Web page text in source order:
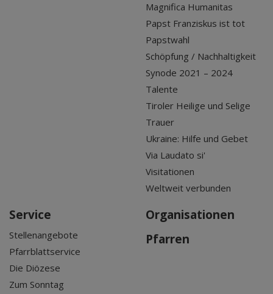
Magnifica Humanitas
Papst Franziskus ist tot
Papstwahl
Schöpfung / Nachhaltigkeit
Synode 2021 – 2024
Talente
Tiroler Heilige und Selige
Trauer
Ukraine: Hilfe und Gebet
Via Laudato si'
Visitationen
Weltweit verbunden
Service
Stellenangebote
Pfarrblattservice
Die Diözese
Zum Sonntag
Organisationen
Pfarren